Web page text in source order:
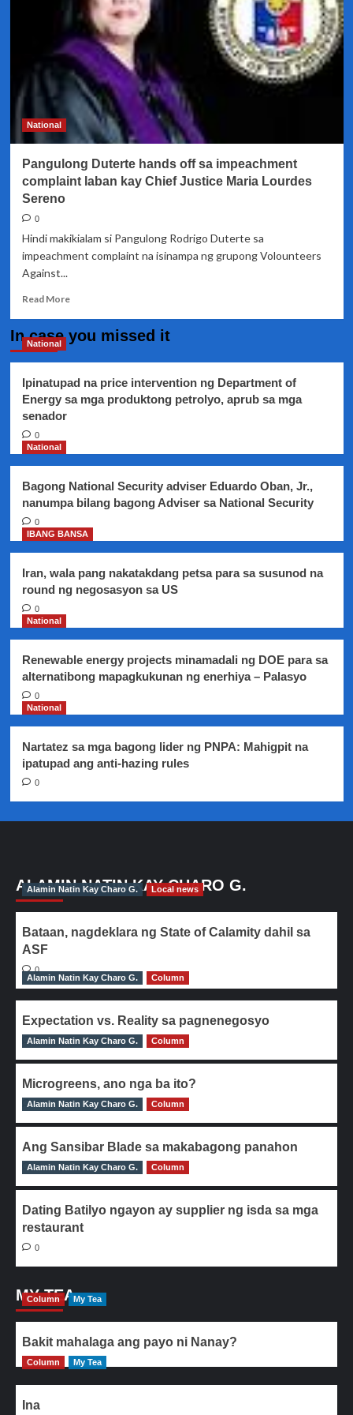
National
Pangulong Duterte hands off sa impeachment
complaint laban kay Chief Justice Maria Lourdes
Sereno
0
Hindi makikialam si Pangulong Rodrigo Duterte sa
impeachment complaint na isinampa ng grupong Volounteers
Against...
Read MoreRead
Pangulong
off
sa
Justice
Maria
Sereno
In case you missed it
National
Ipinatupad na price intervention ng Department of
Energy sa mga produktong petrolyo, aprub sa mga
senador
0
National
Bagong National Security adviser Eduardo Oban, Jr.,
nanumpa bilang bagong Adviser sa National Security
0
IBANG BANSA
Iran, wala pang nakatakdang petsa para sa susunod na
round ng negosasyon sa US
0
National
Renewable energy projects minamadali ng DOE para sa
alternatibong mapagkukunan ng enerhiya – Palasyo
0
National
Nartatez sa mga bagong lider ng PNPA: Mahigpit na
ipatupad ang anti-hazing rules
0
ALAMIN NATIN KAY CHARO G.
Alamin Natin Kay Charo G. Local news
Bataan, nagdeklara ng State of Calamity dahil sa
ASF
0
Alamin Natin Kay Charo G.
Column
Expectation vs. Reality sa pagnenegosyo
0
Alamin Natin Kay Charo G. Column
Microgreens, ano nga ba ito?
0
Alamin Natin Kay Charo G. Column
Ang Sansibar Blade sa makabagong panahon
0
Alamin Natin Kay Charo G. Column
Dating Batilyo ngayon ay supplier ng isda sa mga
restaurant
0
MY TEA
Column My Tea
Bakit mahalaga ang payo ni Nanay?
Column My Tea
Ina